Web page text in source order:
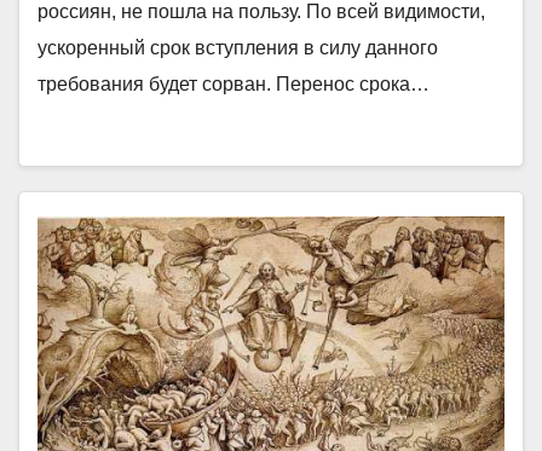
россиян, не пошла на пользу. По всей видимости,
ускоренный срок вступления в силу данного
требования будет сорван. Перенос срока…